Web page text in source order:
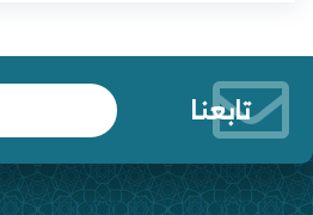
تابعنا